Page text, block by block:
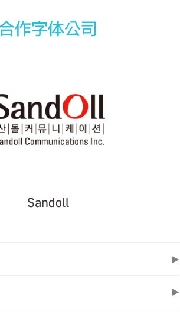
作字体公司
Sandoll
▶
▶